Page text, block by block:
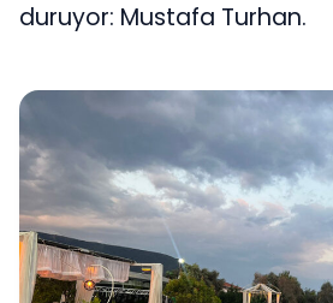
duruyor: Mustafa Turhan.